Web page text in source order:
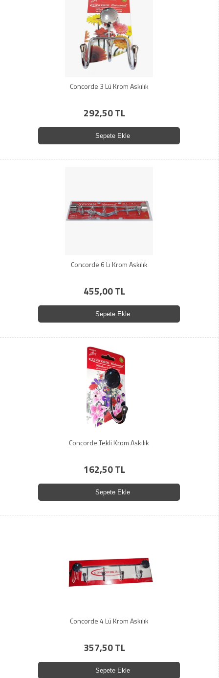
Concorde 3 Lü Krom Askılık
292,50 TL
Sepete Ekle
Concorde 6 Lı Krom Askılık
455,00 TL
Sepete Ekle
Concorde Tekli Krom Askılık
162,50 TL
Sepete Ekle
Concorde 4 Lü Krom Askılık
357,50 TL
Sepete Ekle